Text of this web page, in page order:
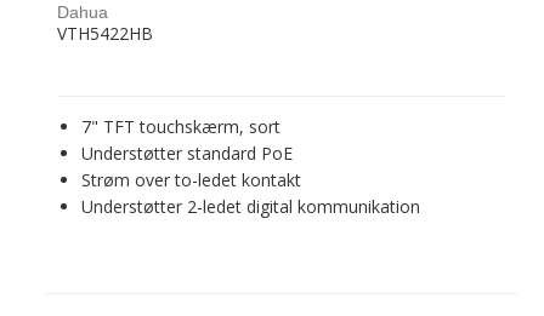
Dahua
VTH5422HB
7" TFT touchskærm, sort
Understøtter standard PoE
Strøm over to-ledet kontakt
Understøtter 2-ledet digital kommunikation